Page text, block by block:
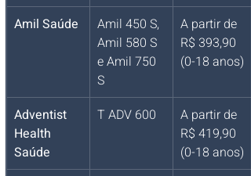
Amil Saúde
Amil 450 S,
Amil 580 S
e Amil 750
S
A partir de
R$ 393,90
(0-18 anos)
Adventist
Health
Saúde
T ADV 600
A partir de
R$ 419,90
(0-18 anos)